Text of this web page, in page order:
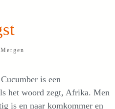
is een
het woord zegt, Afrika. Men
is en naar komkommer en